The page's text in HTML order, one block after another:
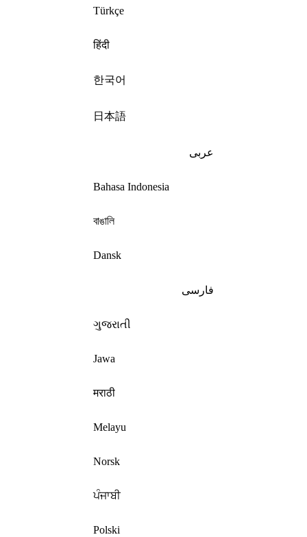
Türkçe
हिंदी
한국어
日本語
عربى
Bahasa Indonesia
বাঙালি
Dansk
فارسی
ગુજરાતી
Jawa
मराठी
Melayu
Norsk
ਪੰਜਾਬੀ
Polski